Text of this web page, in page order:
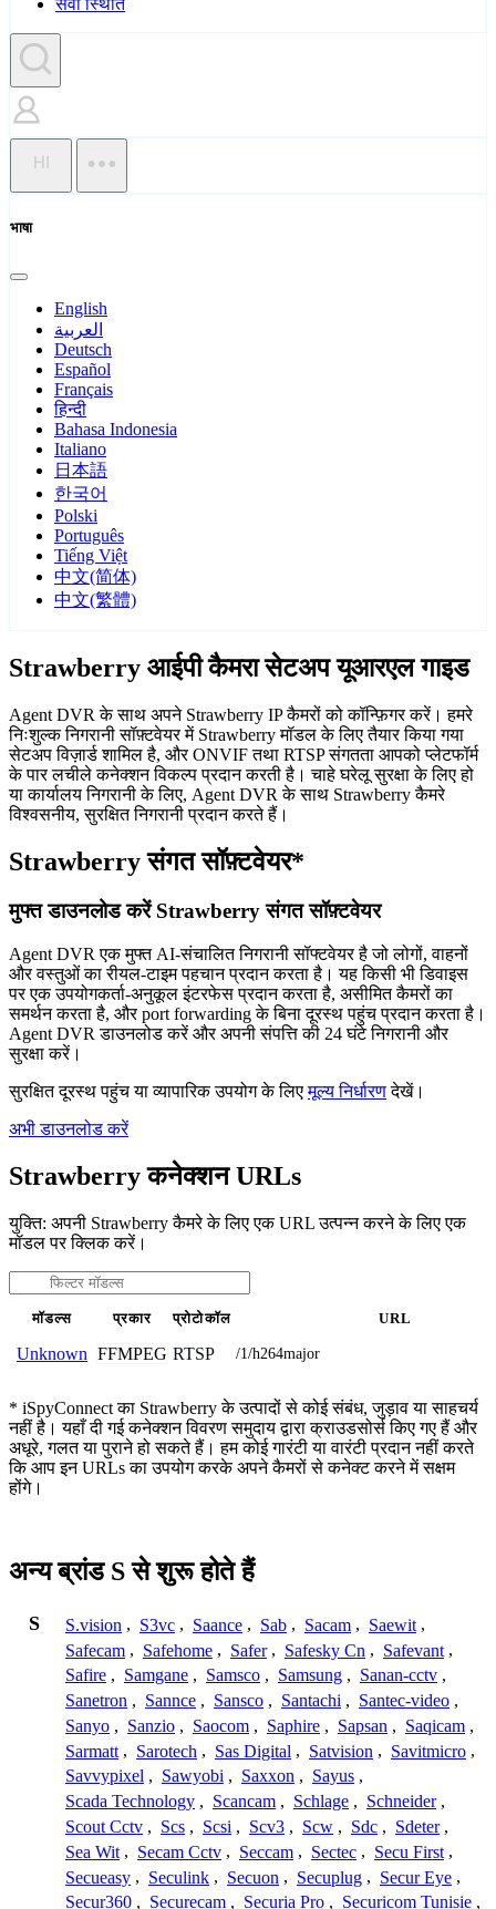
सेवा स्थिति
HI
भाषा
English
العربية
Deutsch
Español
Français
हिन्दी
Bahasa Indonesia
Italiano
日本語
한국어
Polski
Português
Tiếng Việt
中文(简体)
中文(繁體)
Strawberry आईपी कैमरा सेटअप यूआरएल गाइड
Agent DVR के साथ अपने Strawberry IP कैमरों को कॉन्फ़िगर करें। हमरे
निःशुल्क निगरानी सॉफ़्टवेयर में Strawberry मॉडल के लिए तैयार किया गया
सेटअप विज़ार्ड शामिल है, और ONVIF तथा RTSP संगतता आपको प्लेटफॉर्म
के पार लचीले कनेक्शन विकल्प प्रदान करती है। चाहे घरेलू सुरक्षा के लिए हो
या कार्यालय निगरानी के लिए, Agent DVR के साथ Strawberry कैमरे
विश्वसनीय, सुरक्षित निगरानी प्रदान करते हैं।
Strawberry संगत सॉफ़्टवेयर*
मुफ्त डाउनलोड करें Strawberry संगत सॉफ़्टवेयर
Agent DVR एक मुफ्त AI-संचालित निगरानी सॉफ्टवेयर है जो लोगों, वाहनों
और वस्तुओं का रीयल-टाइम पहचान प्रदान करता है। यह किसी भी डिवाइस
पर एक उपयोगकर्ता-अनुकूल इंटरफेस प्रदान करता है, असीमित कैमरों का
समर्थन करता है, और port forwarding के बिना दूरस्थ पहुंच प्रदान करता है।
Agent DVR डाउनलोड करें और अपनी संपत्ति की 24 घंटे निगरानी और
सुरक्षा करें।
सुरक्षित दूरस्थ पहुंच या व्यापारिक उपयोग के लिएमूल्य निर्धारणदेखें।
अभी डाउनलोड करें
Strawberry कनेक्शन URLs
युक्ति: अपनी Strawberry कैमरे के लिए एक URL उत्पन्न करने के लिए एक
मॉडल पर क्लिक करें।
मॉडल्स प्रकार प्रोटोकॉल URL
Unknown FFMPEG RTSP /1/h264major
* iSpyConnect का Strawberry के उत्पादों से कोई संबंध, जुड़ाव या साहचर्य
नहीं है। यहाँ दी गई कनेक्शन विवरण समुदाय द्वारा क्राउडसोर्स किए गए हैं और
अधूरे, गलत या पुराने हो सकते हैं। हम कोई गारंटी या वारंटी प्रदान नहीं करते
कि आप इन URLs का उपयोग करके अपने कैमरों से कनेक्ट करने में सक्षम
होंगे।
अन्य ब्रांड S से शुरू होते हैं
S S.vision , S3vc , Saance , Sab , Sacam , Saewit ,
Safecam , Safehome , Safer , Safesky Cn , Safevant ,
Safire , Samgane , Samsco , Samsung , Sanan-cctv ,
Sanetron , Sannce , Sansco , Santachi , Santec-video ,
Sanyo , Sanzio , Saocom , Saphire , Sapsan , Saqicam ,
Sarmatt , Sarotech , Sas Digital , Satvision , Savitmicro ,
Savvypixel , Sawyobi , Saxxon , Sayus ,
Scada Technology , Scancam , Schlage , Schneider ,
Scout Cctv , Scs , Scsi , Scv3 , Scw , Sdc , Sdeter ,
Sea Wit , Secam Cctv , Seccam , Sectec , Secu First ,
Secueasy , Seculink , Secuon , Secuplug , Secur Eye ,
Secur360 , Securecam , Securia Pro , Securicom Tunisie ,